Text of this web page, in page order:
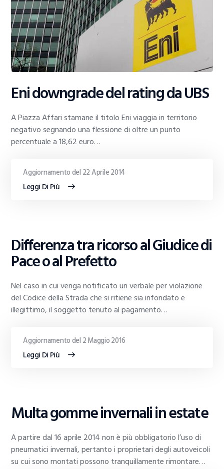
Eni downgrade del rating da UBS
A Piazza Affari stamane il titolo Eni viaggia in territorio
negativo segnando una flessione di oltre un punto
percentuale a 18,62 euro…
Leggi Di Più
Aggiornamento del 22 Aprile 2014
AL
TRADING
Differenza tra ricorso al Giudice di
Pace o al Prefetto
Nel caso in cui venga notificato un verbale per violazione
del Codice della Strada che si ritiene sia infondato e
illegittimo, il soggetto tenuto al pagamento…
Leggi Di Più
Aggiornamento del 2 Maggio 2016
AL
TRADING
Multa gomme invernali in estate
A partire dal 16 aprile 2014 non è più obbligatorio l’uso di
pneumatici invernali, pertanto i proprietari degli autoveicoli
su cui sono montati possono tranquillamente rimontare…